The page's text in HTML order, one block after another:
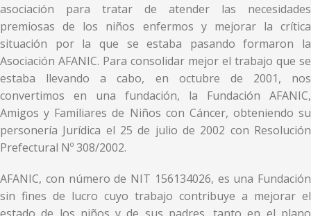
asociación para tratar de atender las necesidades
premiosas de los niños enfermos y mejorar la crítica
situación por la que se estaba pasando formaron la
Asociación AFANIC. Para consolidar mejor el trabajo que se
estaba llevando a cabo, en octubre de 2001, nos
convertimos en una fundación, la Fundación AFANIC,
Amigos y Familiares de Niños con Cáncer, obteniendo su
personería Jurídica el 25 de julio de 2002 con Resolución
Prefectural Nº 308/2002.
AFANIC, con número de NIT 156134026, es una Fundación
sin fines de lucro cuyo trabajo contribuye a mejorar el
estado de los niños y de sus padres, tanto en el plano